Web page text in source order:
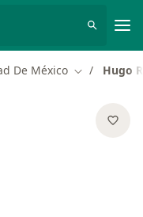
De México Cambiar de
Hugo